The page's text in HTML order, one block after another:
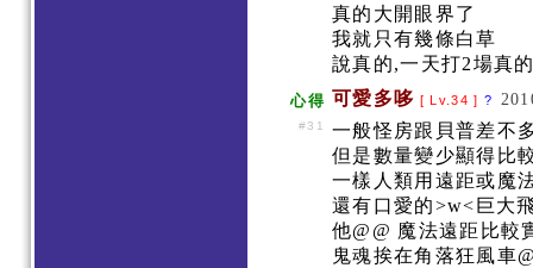
真的大開眼界了
我就只有幾條白草
說真的,一天打2場真
心得 可愛多哆 [ Lv.34 ]?
#31
一般怪房跟貝普差
但是數量變少顯得比
一樣人類用遠距或魔
還有口愛的>w<巨大
他@@ 魔法遠距比較
鬼魂挨在角落狂風車